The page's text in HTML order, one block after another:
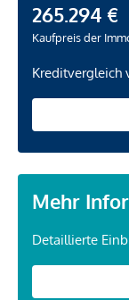
265.294 €
Kaufpreis der
Kreditvergleich
Mehr
Detaillierte